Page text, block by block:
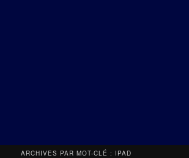
ARCHIVES PAR MOT-CLÉ : IPAD